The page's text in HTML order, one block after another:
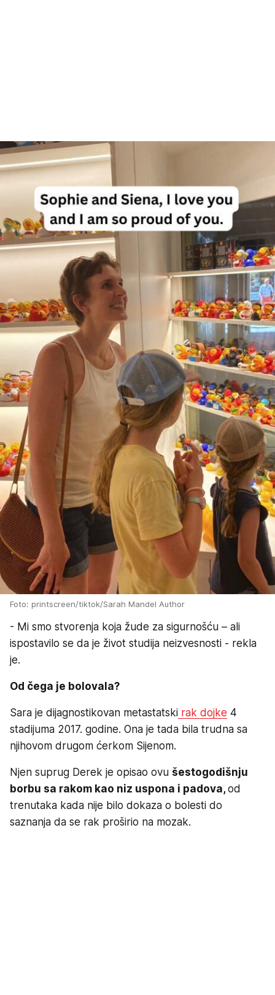
Foto: printscreen/tiktok/Sarah Mandel Author
- Mi smo stvorenja koja žude za sigurnošću – ali
ispostavilo se da je život studija neizvesnosti - rekla
je.
Od čega je bolovala?
Sara je dijagnostikovan metastatski rak dojke 4
stadijuma 2017. godine. Ona je tada bila trudna sa
njihovom drugom ćerkom Sijenom.
Njen suprug Derek je opisao ovu šestogodišnju
borbu sa rakom kao niz uspona i padova,od
trenutaka kada nije bilo dokaza o bolesti do
saznanja da se rak proširio na mozak.